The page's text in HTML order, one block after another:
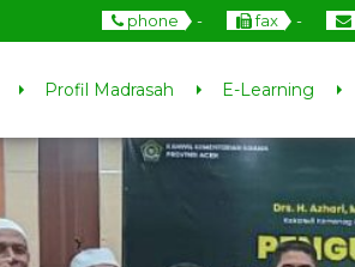
phone - fax -
Profil Madrasah E-Learning